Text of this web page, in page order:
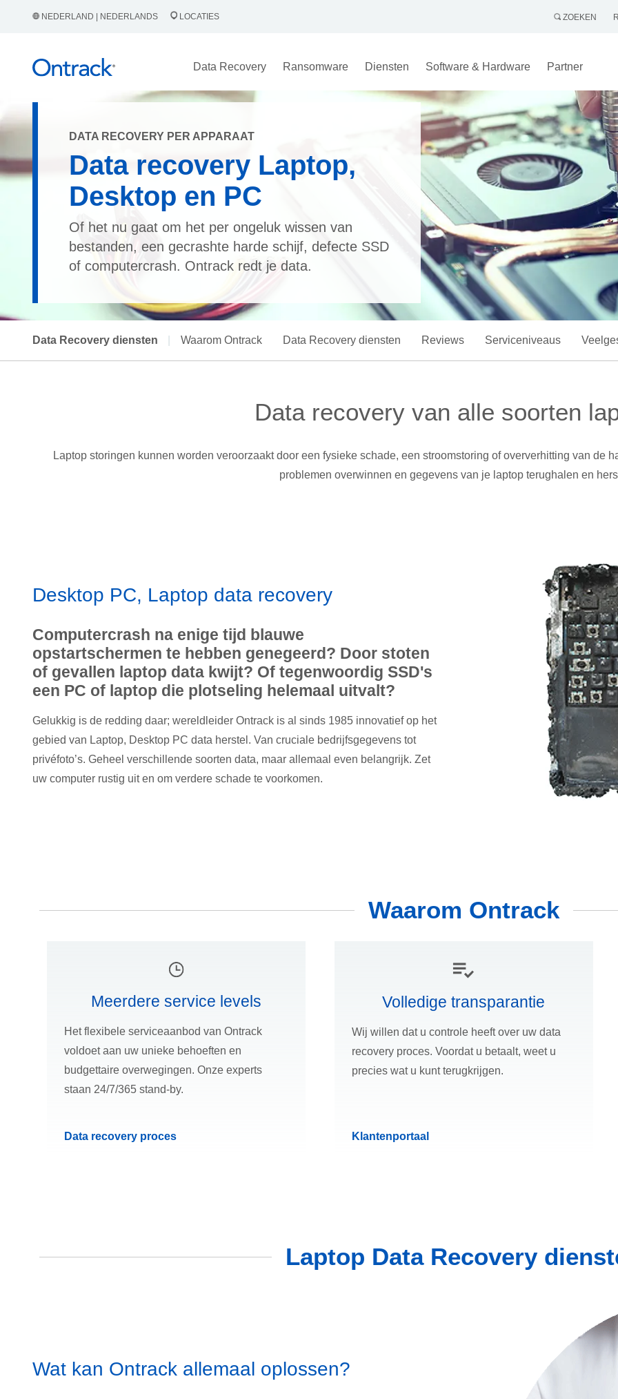
NEDERLAND | NEDERLANDS LOCATIES ZOEKEN
Data Recovery Ransomware Diensten Software & Hardware Partner
DATA RECOVERY PER APPARAAT
Data recovery Laptop,
Desktop en PC
Of het nu gaat om het per ongeluk wissen van
bestanden, een gecrashte harde schijf, defecte SSD
of computercrash. Ontrack redt je data.
Data Recovery diensten Waarom Ontrack Data Recovery diensten Reviews Serviceniveaus
Data recovery van alle soorten
Laptop storingen kunnen worden veroorzaakt door een fysieke schade, een stroomstoring of oververhitting van de
problemen overwinnen en gegevens van je laptop terughalen en
Desktop PC, Laptop data recovery
Computercrash na enige tijd blauwe
opstartschermen te hebben genegeerd? Door stoten
of gevallen laptop data kwijt? Of tegenwoordig SSD's
een PC of laptop die plotseling helemaal uitvalt?
Gelukkig is de redding daar; wereldleider Ontrack is al sinds 1985 innovatief op het
gebied van Laptop, Desktop PC data herstel. Van cruciale bedrijfsgegevens tot
privéfoto’s. Geheel verschillende soorten data, maar allemaal even belangrijk. Zet
uw computer rustig uit en om verdere schade te voorkomen.
Waarom Ontrack
Meerdere service levels
Het flexibele serviceaanbod van Ontrack
voldoet aan uw unieke behoeften en
budgettaire overwegingen. Onze experts
staan 24/7/365 stand-by.
Data recovery proces
Volledige transparantie
Wij willen dat u controle heeft over uw data
recovery proces. Voordat u betaalt, weet u
precies wat u kunt terugkrijgen.
Klantenportaal
Laptop Data Recovery
Wat kan Ontrack allemaal oplossen?